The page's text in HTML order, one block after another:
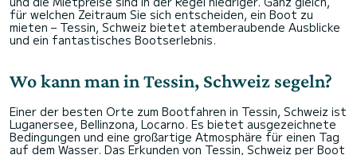
für welchen Zeitraum Sie sich entscheiden, ein Boot zu
mieten – Tessin, Schweiz bietet atemberaubende Ausblicke
und ein fantastisches Bootserlebnis.
Wo kann man in Tessin, Schweiz segeln?
Einer der besten Orte zum Bootfahren in Tessin, Schweiz ist
Luganersee, Bellinzona, Locarno. Es bietet ausgezeichnete
Bedingungen und eine großartige Atmosphäre für einen Tag
auf dem Wasser. Das Erkunden von Tessin, Schweiz per Boot